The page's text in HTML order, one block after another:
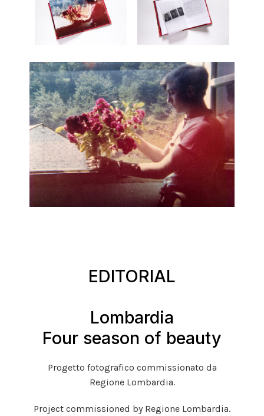
EDITORIAL
Lombardia
Four season of beauty
Progetto fotografico commissionato da
Regione Lombardia.
Project commissioned by Regione Lombardia.